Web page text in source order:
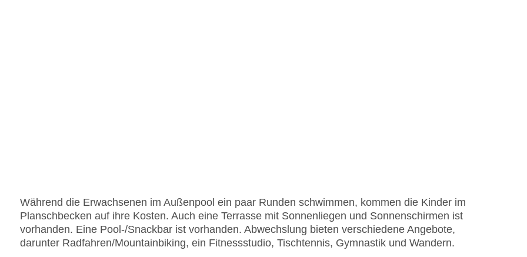
Während die Erwachsenen im Außenpool ein paar Runden schwimmen, kommen die Kinder im
Planschbecken auf ihre Kosten. Auch eine Terrasse mit Sonnenliegen und Sonnenschirmen ist
vorhanden. Eine Pool-/Snackbar ist vorhanden. Abwechslung bieten verschiedene Angebote,
darunter Radfahren/Mountainbiking, ein Fitnessstudio, Tischtennis, Gymnastik und Wandern.